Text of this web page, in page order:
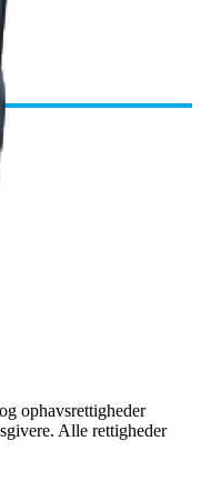
ophavsrettigheder
Alle rettigheder